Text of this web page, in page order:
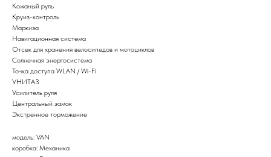
Кожаный руль
Круиз-контроль
Маркиза
Навигационная система
Отсек для хранения велосипедов и мотоциклов
Солнечная энергосистема
Точка доступа WLAN / Wi-Fi
УНИТАЗ
Усилитель руля
Центральный замок
Экстренное торможение
модель: VAN
коробка: Механика